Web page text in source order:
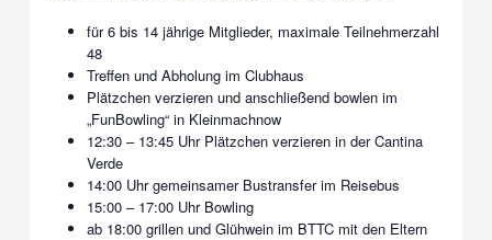
für 6 bis 14 jährige Mitglieder, maximale Teilnehmerzahl
48
Treffen und Abholung im Clubhaus
Plätzchen verzieren und anschließend bowlen im
„FunBowling“ in Kleinmachnow
12:30 – 13:45 Uhr Plätzchen verzieren in der Cantina
Verde
14:00 Uhr gemeinsamer Bustransfer im Reisebus
15:00 – 17:00 Uhr Bowling
ab 18:00 grillen und Glühwein im BTTC mit den Eltern